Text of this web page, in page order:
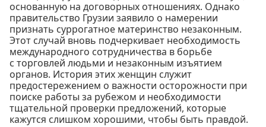
основанную на договорных отношениях. Однако
правительство Грузии заявило о намерении
признать суррогатное материнство незаконным.
Этот случай вновь подчеркивает необходимость
международного сотрудничества в борьбе
с торговлей людьми и незаконным изъятием
органов. История этих женщин служит
предостережением о важности осторожности при
поиске работы за рубежом и необходимости
тщательной проверки предложений, которые
кажутся слишком хорошими, чтобы быть правдой.